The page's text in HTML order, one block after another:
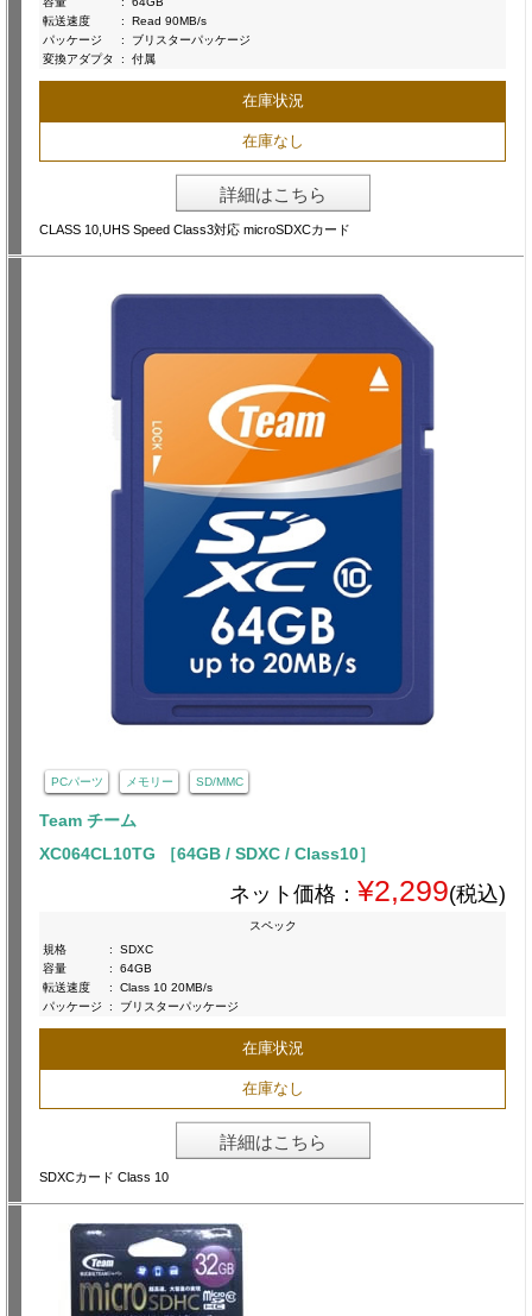
転送速度
:
Read 90MB/s
パッケージ
:
ブリスターパッケージ
変換アダプタ
: 付属
在庫状況
在庫なし
詳細はこちら
CLASS 10,UHS Speed Class3対応 microSDXCカード
PCパーツ メモリー SD/MMC
Team チーム
XC064CL10TG ［64GB / SDXC / Class10］
ネット価格： ¥2,299(税込)
スペック
規格
:
SDXC
容量
:
64GB
転送速度
:
Class 10 20MB/s
パッケージ
: ブリスターパッケージ
在庫状況
在庫なし
詳細はこちら
SDXCカード Class 10